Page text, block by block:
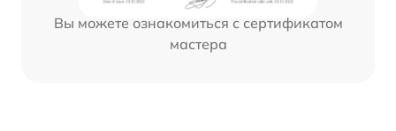
Вы можете ознакомиться с сертификатом
мастера